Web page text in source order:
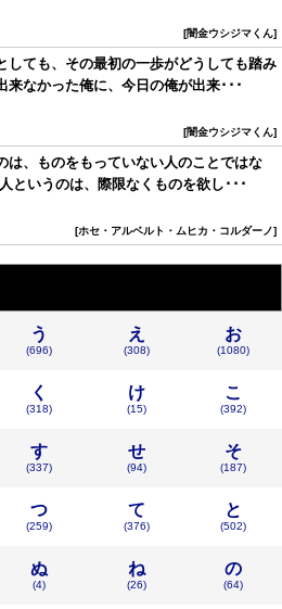
闇金ウシジマくん
しても、その最初の一歩がどうしても踏み
来なかった俺に、今日の俺が出来･･･
闇金ウシジマくん
は、ものをもっていない人のことではな
というのは、際限なくものを欲し･･･
ホセ・アルベルト・ムヒカ・コルダーノ
う
(696)
え
(308)
お
(1080)
く
(318)
け
(15)
こ
(392)
す
(337)
せ
(94)
そ
(187)
つ
(259)
て
(376)
と
(502)
ぬ
(4)
ね
(26)
の
(64)